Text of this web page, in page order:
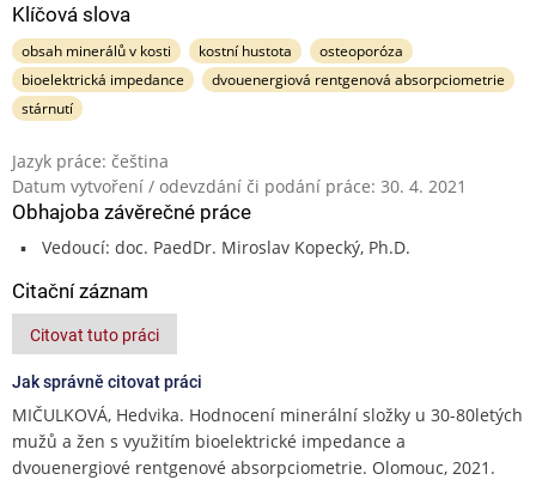
Klíčová slova
obsah minerálů v kosti kostní hustota
osteoporóza
bioelektrická impedance
dvouenergiová rentgenová absorpciometrie
stárnutí
Jazyk práce: čeština
Datum vytvoření / odevzdání či podání práce: 30. 4. 2021
Obhajoba závěrečné práce
Vedoucí: doc. PaedDr. Miroslav Kopecký, Ph.D.
Citační záznam
Citovat tuto práci
Jak správně citovat práci
MIČULKOVÁ, Hedvika. Hodnocení minerální složky u 30-80letých
mužů a žen s využitím bioelektrické impedance a
dvouenergiové rentgenové absorpciometrie. Olomouc, 2021.